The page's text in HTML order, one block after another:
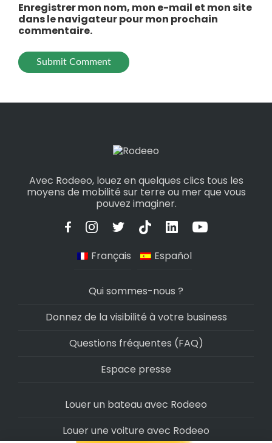
Enregistrer mon nom, mon e-mail et mon site
dans le navigateur pour mon prochain
commentaire.
Avec Rodeeo, louez en quelques clics tous les
moyens de mobilité sur terre ou mer que vous
pouvez imaginer.
Français Español
Qui sommes-nous ?
Donnez de la visibilité à votre business
Questions fréquentes (FAQ)
Espace presse
Louer un bateau avec Rodeeo
Louer une voiture avec Rodeeo